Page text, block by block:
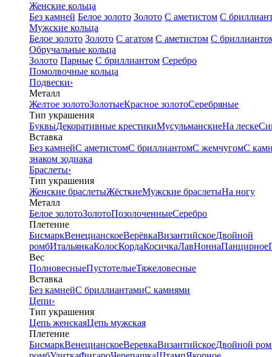
Женские кольца
Без камней Белое золото Золото С аметистом С
Мужские кольца
Белое золото Золото С агатом С аметистом С
Обручальные кольца
Золото Парные С бриллиантом Серебро
Помолвочные кольца
Подвески›
Металл
Желтое золотоЗолотыеКрасное золотоСеребряные
Тип украшения
БуквыДекоративные крестикиМусульманскиеНа леске
Вставка
Без камнейС аметистомС бриллиантомС жемчугомС
знаком зодиака
Браслеты›
Тип украшения
Женские браслетыЖёсткиеМужские браслетыНа ногу
Металл
Белое золотоЗолотоПозолоченныеСеребро
Плетение
БисмаркВенецианскоеВерёвкаВизантийскоеДвойной
ромбИтальянкаКолосКордаКосичкаЛавНоннаПанцирное
Вес
ПолновесныеПустотелыеТяжеловесные
Вставка
Без камнейС бриллиантамиС камнями
Цепи›
Тип украшения
Цепь женскаяЦепь мужская
Плетение
БисмаркВенецианскоеВеревкаВизантийскоеДвойной